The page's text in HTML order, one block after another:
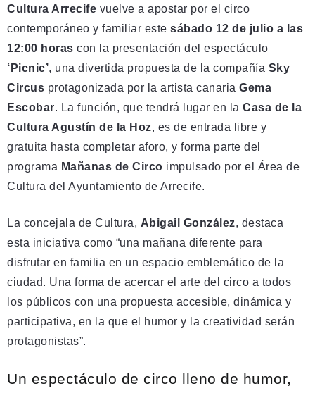
Cultura Arrecife vuelve a apostar por el circo
contemporáneo y familiar este sábado 12 de julio a las
12:00 horas con la presentación del espectáculo
‘Picnic’, una divertida propuesta de la compañía Sky
Circus protagonizada por la artista canaria Gema
Escobar. La función, que tendrá lugar en la Casa de la
Cultura Agustín de la Hoz, es de entrada libre y
gratuita hasta completar aforo, y forma parte del
programa Mañanas de Circo impulsado por el Área de
Cultura del Ayuntamiento de Arrecife.
La concejala de Cultura, Abigail González, destaca
esta iniciativa como “una mañana diferente para
disfrutar en familia en un espacio emblemático de la
ciudad. Una forma de acercar el arte del circo a todos
los públicos con una propuesta accesible, dinámica y
participativa, en la que el humor y la creatividad serán
protagonistas”.
Un espectáculo de circo lleno de humor,